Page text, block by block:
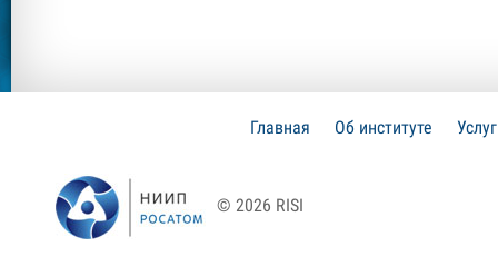
Главная Об институте
© 2026 RISI